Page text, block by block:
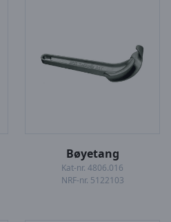
Bøyetang
Kat-nr. 4806.016
NRF-nr. 5122103